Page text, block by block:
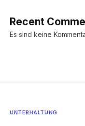
Recent
Es sind keine
UNTERHALTUNG